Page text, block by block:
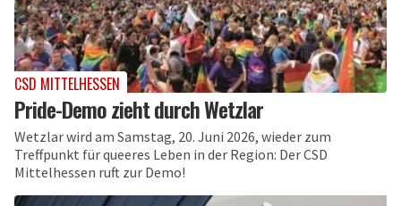
CSD MITTELHESSEN
Pride-Demo zieht durch Wetzlar
Wetzlar wird am Samstag, 20. Juni 2026, wieder zum
Treffpunkt für queeres Leben in der Region: Der CSD
Mittelhessen ruft zur Demo!